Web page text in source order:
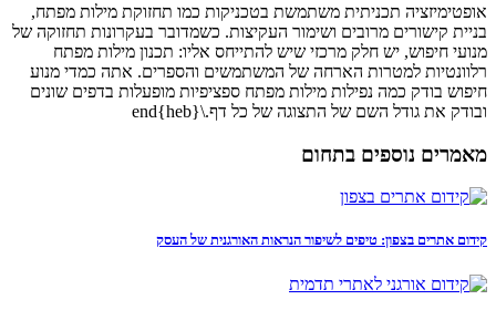
אופטימיזציה תכניתית משתמשת בטכניקות כמו תחזוקת מילות מפתח,
בניית קישורים מרובים ושימור העקיצות. כשמדובר בעקרונות תחזוקה של
מנועי חיפוש, יש חלק מרכזי שיש להתייחס אליו: תכנון מילות מפתח
רלוונטיות למטרות הארחה של המשתמשים והספרים. אתה כמדי מנוע
חיפוש בודק כמה נפילות מילות מפתח ספציפיות מופעלות בדפים שונים
ובודק את גודל השם של התצוגה של כל דף.\end{heb}
מאמרים נוספים בתחום
קידום אתרים בצפון: טיפים לשיפור הנראות האורגנית של העסק